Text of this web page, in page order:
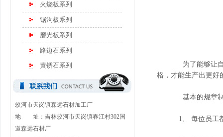
火烧板系列
锯沟板系列
磨光板系列
路边石系列
黄锈石系列
蛟河市天岗镇森远石材加工厂
地 址：吉林蛟河市天岗镇春江村302国
道森远石材厂
为了能够让自己
格，才能生产出更好
基本的规章制
1、 每位员工都要